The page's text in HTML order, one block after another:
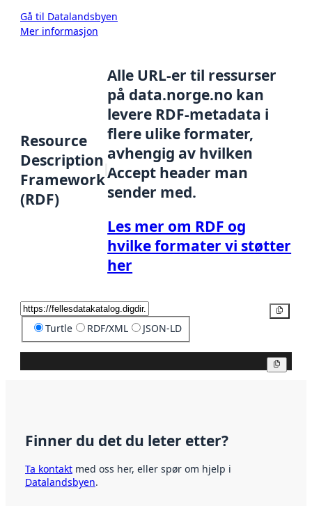
Gå til Datalandsbyen
Mer informasjon
Resource
Description
Framework
(RDF)
Alle URL-er til ressurser
på data.norge.no kan
levere RDF-metadata i
flere ulike formater,
avhengig av hvilken
Accept header man
sender med.
Les mer om RDF og
hvilke formater vi støtter
her
Turtle RDF/XML JSON-LD
Finner du det du leter etter?
Ta kontakt med oss her, eller spør om hjelp i
Datalandsbyen.